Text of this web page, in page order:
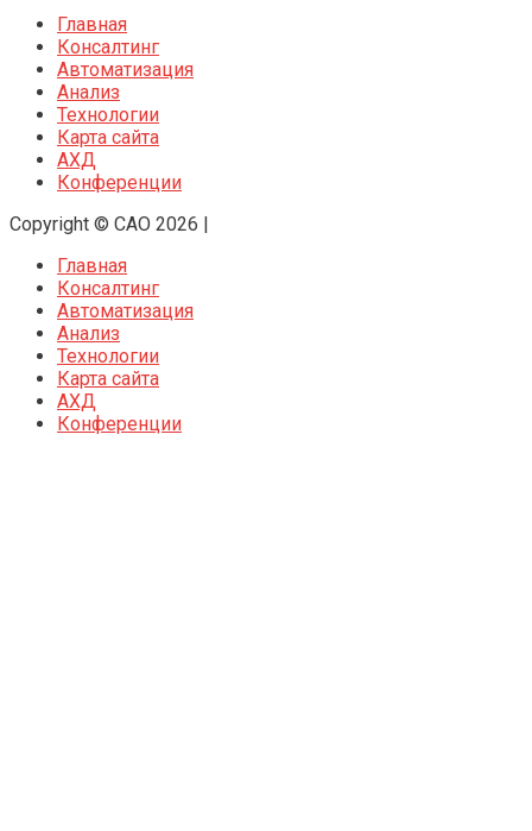
Главная
Консалтинг
Автоматизация
Анализ
Технологии
Карта сайта
АХД
Конференции
Copyright © CAO 2026 |
Главная
Консалтинг
Автоматизация
Анализ
Технологии
Карта сайта
АХД
Конференции